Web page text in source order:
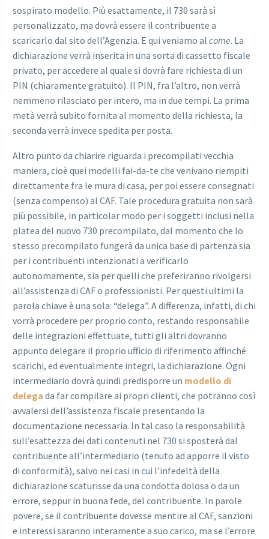
sospirato modello. Più esattamente, il 730 sarà sì
personalizzato, ma dovrà essere il contribuente a
scaricarlo dal sito dell’Agenzia. E qui veniamo al come. La
dichiarazione verrà inserita in una sorta di cassetto fiscale
privato, per accedere al quale si dovrà fare richiesta di un
PIN (chiaramente gratuito). Il PIN, fra l’altro, non verrà
nemmeno rilasciato per intero, ma in due tempi. La prima
metà verrà subito fornita al momento della richiesta, la
seconda verrà invece spedita per posta.
Altro punto da chiarire riguarda i precompilati vecchia
maniera, cioè quei modelli fai-da-te che venivano riempiti
direttamente fra le mura di casa, per poi essere consegnati
(senza compenso) al CAF. Tale procedura gratuita non sarà
più possibile, in particolar modo per i soggetti inclusi nella
platea del nuovo 730 precompilato, dal momento che lo
stesso precompilato fungerà da unica base di partenza sia
per i contribuenti intenzionati a verificarlo
autonomamente, sia per quelli che preferiranno rivolgersi
all’assistenza di CAF o professionisti. Per questi ultimi la
parola chiave è una sola: “delega”. A differenza, infatti, di chi
vorrà procedere per proprio conto, restando responsabile
delle integrazioni effettuate, tutti gli altri dovranno
appunto delegare il proprio ufficio di riferimento affinché
scarichi, ed eventualmente integri, la dichiarazione. Ogni
intermediario dovrà quindi predisporre un modello di
delega da far compilare ai propri clienti, che potranno così
avvalersi dell’assistenza fiscale presentando la
documentazione necessaria. In tal caso la responsabilità
sull’esattezza dei dati contenuti nel 730 si sposterà dal
contribuente all’intermediario (tenuto ad apporre il visto
di conformità), salvo nei casi in cui l’infedeltà della
dichiarazione scaturisse da una condotta dolosa o da un
errore, seppur in buona fede, del contribuente. In parole
povere, se il contribuente dovesse mentire al CAF, sanzioni
e interessi saranno interamente a suo carico, ma se l’errore